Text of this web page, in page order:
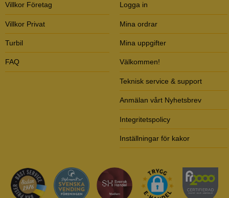
Villkor Företag
Villkor Privat
Turbil
FAQ
Logga in
Mina ordrar
Mina uppgifter
Välkommen!
Teknisk service & support
Anmälan vårt Nyhetsbrev
Integritetspolicy
Inställningar för kakor